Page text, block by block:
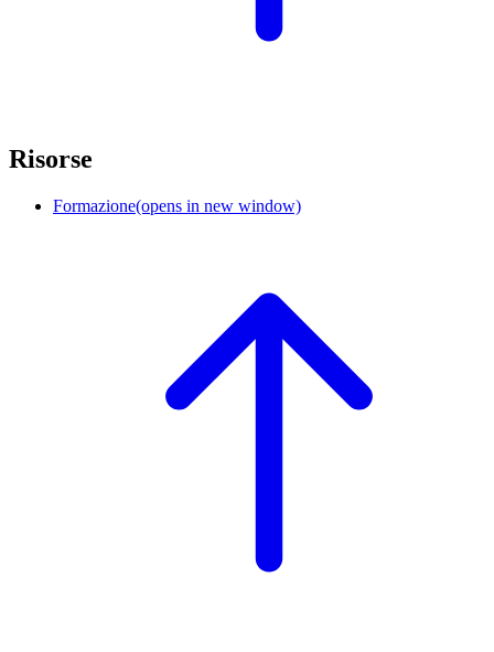
Risorse
Formazione(opens in new window)